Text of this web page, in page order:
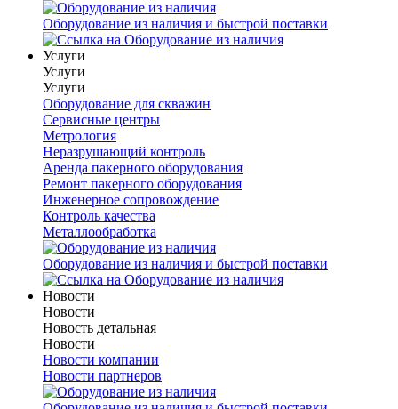
Оборудование из наличия и быстрой поставки
Услуги
Услуги
Услуги
Оборудование для скважин
Сервисные центры
Метрология
Неразрушающий контроль
Аренда пакерного оборудования
Ремонт пакерного оборудования
Инженерное сопровождение
Контроль качества
Металлообработка
Оборудование из наличия и быстрой поставки
Новости
Новости
Новость детальная
Новости
Новости компании
Новости партнеров